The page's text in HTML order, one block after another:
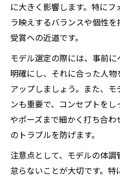
に大きく影響します。特に
ラ映えするバランスや個性を
受賞への近道です。
モデル選定の際には、事前
明確にし、それに合った人
アップしましょう。また、
ンも重要で、コンセプトを
やポーズまで細かく打ち合
のトラブルを防げます。
注意点として、モデルの体
怠らないことが大切です。